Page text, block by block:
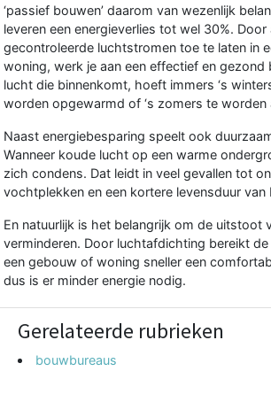
‘passief bouwen’ daarom van wezenlijk
leveren een energieverlies tot wel 30%. Door
gecontroleerde luchtstromen toe te laten in
woning, werk je aan een effectief en gezond
lucht die binnenkomt, hoeft immers ‘s
worden opgewarmd of ‘s zomers te worden
Naast energiebesparing speelt ook
Wanneer koude lucht op een warme
zich condens. Dat leidt in veel gevallen tot
vochtplekken en een kortere levensduur van
En natuurlijk is het belangrijk om de uitstoot
verminderen. Door luchtafdichting bereikt
een gebouw of woning sneller een
dus is er minder energie nodig.
Gerelateerde rubrieken
bouwbureaus